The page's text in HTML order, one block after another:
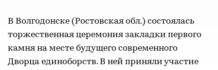
В Волгодонске (Ростовская обл.) состоялась
торжественная церемония закладки первого
камня на месте будущего современного
Дворца единоборств. В ней приняли участие